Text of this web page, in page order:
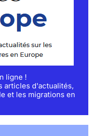
ligne !
articles d'actualités,
et les migrations en